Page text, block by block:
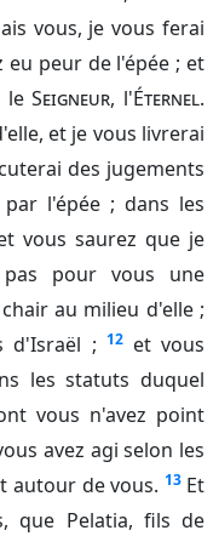
vous, je vous ferai
eu peur de l'épée ; et
leSeigneur, l'Éternel.
et je vous livrerai
des jugements
l'épée ; dans les
vous saurez que je
pour vous une
au milieu d'elle ;
d'Israël ; 12 et vous
les statuts duquel
vous n'avez point
avez agi selon les
autour de vous. 13 Et
que Pelatia, fils de